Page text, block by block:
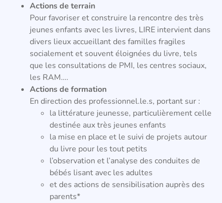
Actions de terrain
Pour favoriser et construire la rencontre des très
jeunes enfants avec les livres, LIRE intervient dans
divers lieux accueillant des familles fragiles
socialement et souvent éloignées du livre, tels
que les consultations de PMI, les centres sociaux,
les RAM….
Actions de formation
En direction des professionnel.le.s, portant sur :
la littérature jeunesse, particulièrement celle
destinée aux très jeunes enfants
la mise en place et le suivi de projets autour
du livre pour les tout petits
l’observation et l’analyse des conduites de
bébés lisant avec les adultes
et des actions de sensibilisation auprès des
parents*